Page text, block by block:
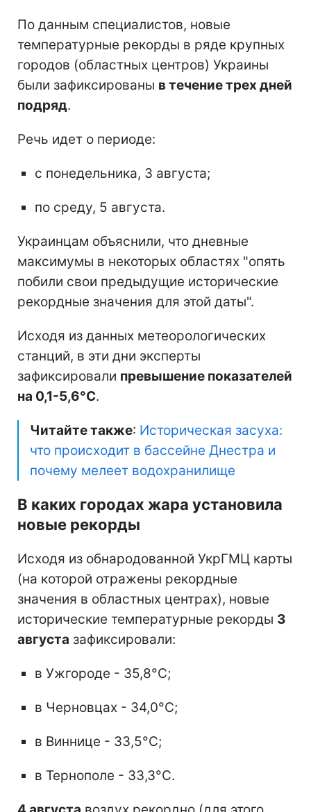
По данным специалистов, новые
температурные рекорды в ряде крупных
городов (областных центров) Украины
были зафиксированы в течение трех дней
подряд.
Речь идет о периоде:
с понедельника, 3 августа;
по среду, 5 августа.
Украинцам объяснили, что дневные
максимумы в некоторых областях "опять
побили свои предыдущие исторические
рекордные значения для этой даты".
Исходя из данных метеорологических
станций, в эти дни эксперты
зафиксировали превышение показателей
на 0,1-5,6°C.
Читайте также: Историческая засуха:
что происходит в бассейне Днестра и
почему мелеет водохранилище
В каких городах жара установила
новые рекорды
Исходя из обнародованной УкрГМЦ карты
(на которой отражены рекордные
значения в областных центрах), новые
исторические температурные рекорды 3
августа зафиксировали:
в Ужгороде - 35,8°C;
в Черновцах - 34,0°C;
в Виннице - 33,5°C;
в Тернополе - 33,3°C.